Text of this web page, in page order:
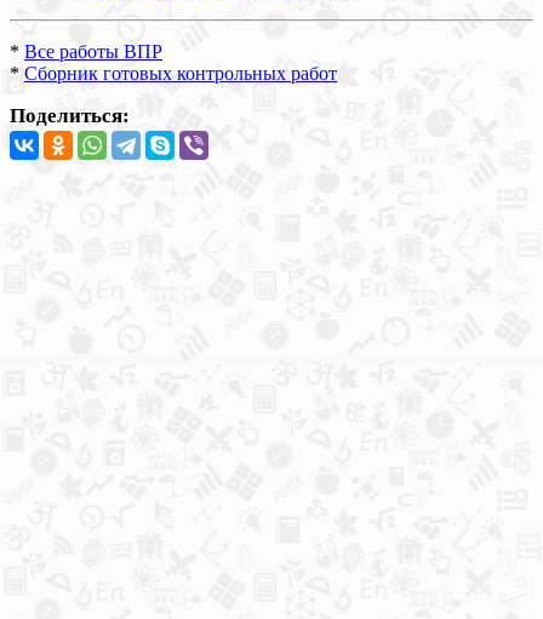
* Все работы ВПР
* Сборник готовых контрольных работ
Поделиться: